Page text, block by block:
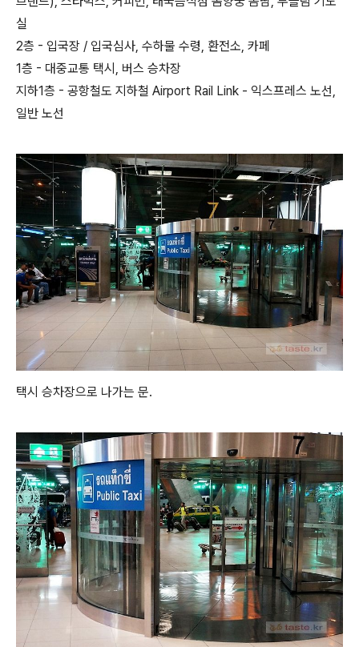
실
2층 - 입국장 / 입국심사, 수하물 수령, 환전소, 카페
1층 - 대중교통 택시, 버스 승차장
지하1층 - 공항철도 지하철 Airport Rail Link - 익스프레스 노선,
일반 노선
택시 승차장으로 나가는 문.